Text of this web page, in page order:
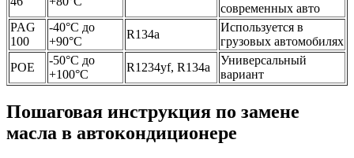
современных авто
PAG
100
-40°C до
+90°C
R134a
Используется в
грузовых автомобилях
POE
-50°C до
+100°C
R1234yf, R134a
Универсальный
вариант
Пошаговая инструкция по замене
масла в автокондиционере